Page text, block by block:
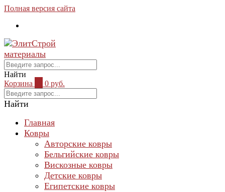
Полная версия сайта
Найти
Корзина
0 руб.
Найти
Главная
Ковры
Авторские ковры
Бельгийские ковры
Вискозные ковры
Детские ковры
Египетские ковры